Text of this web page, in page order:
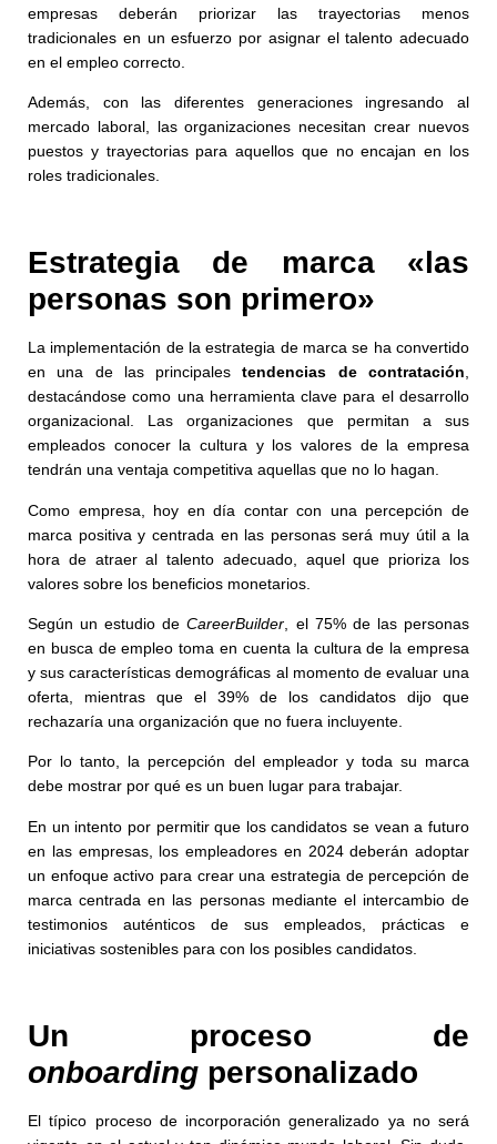
empresas deberán priorizar las trayectorias menos
tradicionales en un esfuerzo por asignar el talento adecuado
en el empleo correcto.
Además, con las diferentes generaciones ingresando al
mercado laboral, las organizaciones necesitan crear nuevos
puestos y trayectorias para aquellos que no encajan en los
roles tradicionales.
Estrategia de marca «las
personas son primero»
La implementación de la estrategia de marca se ha convertido
en una de las principalestendencias de contratación
destacándose como una herramienta clave para el desarrollo
organizacional. Las organizaciones que permitan a sus
empleados conocer la cultura y los valores de la empresa
tendrán una ventaja competitiva aquellas que no lo hagan.
Como empresa, hoy en día contar con una percepción de
marca positiva y centrada en las personas será muy útil a la
hora de atraer al talento adecuado, aquel que prioriza los
valores sobre los beneficios monetarios.
Según un estudio deCareerBuilder , el 75% de las personas
en busca de empleo toma en cuenta la cultura de la empresa
y sus características demográficas al momento de evaluar una
oferta, mientras que el 39% de los candidatos dijo que
rechazaría una organización que no fuera incluyente.
Por lo tanto, la percepción del empleador y toda su marca
debe mostrar por qué es un buen lugar para trabajar.
En un intento por permitir que los candidatos se vean a futuro
en las empresas, los empleadores en 2024 deberán adoptar
un enfoque activo para crear una estrategia de percepción de
marca centrada en las personas mediante el intercambio de
testimonios auténticos de sus empleados, prácticas e
iniciativas sostenibles para con los posibles candidatos.
Un proceso de
onboarding personalizado
El típico proceso de incorporación generalizado ya no será